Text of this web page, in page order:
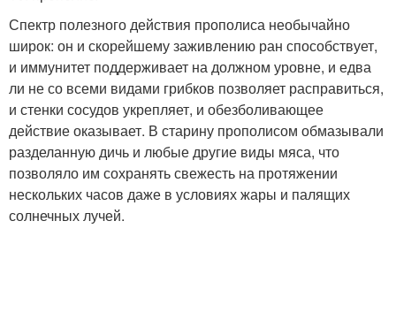
Спектр полезного действия прополиса необычайно
широк: он и скорейшему заживлению ран способствует,
и иммунитет поддерживает на должном уровне, и едва
ли не со всеми видами грибков позволяет расправиться,
и стенки сосудов укрепляет, и обезболивающее
действие оказывает. В старину прополисом обмазывали
разделанную дичь и любые другие виды мяса, что
позволяло им сохранять свежесть на протяжении
нескольких часов даже в условиях жары и палящих
солнечных лучей.